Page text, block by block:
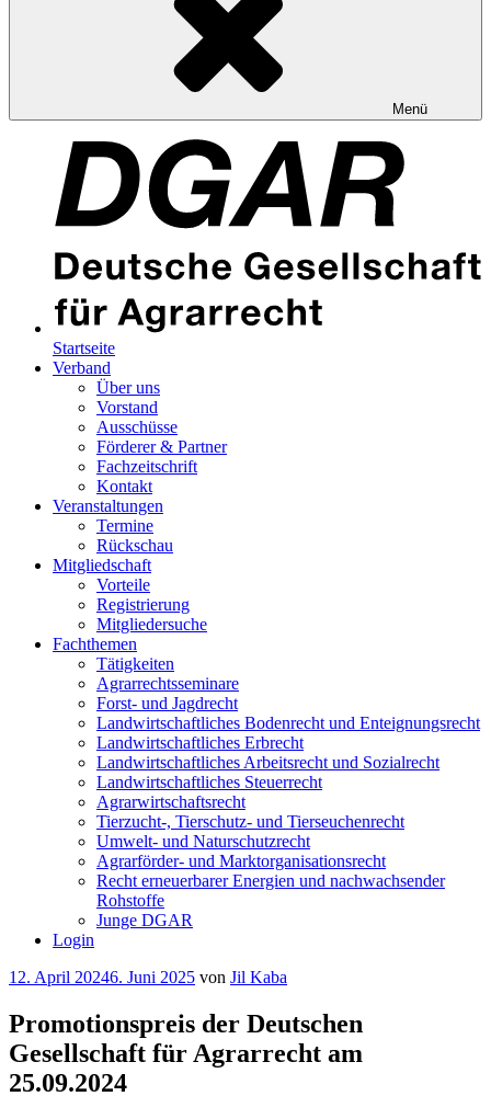
Menü
Startseite
Verband
Über uns
Vorstand
Ausschüsse
Förderer & Partner
Fachzeitschrift
Kontakt
Veranstaltungen
Termine
Rückschau
Mitgliedschaft
Vorteile
Registrierung
Mitgliedersuche
Fachthemen
Tätigkeiten
Agrarrechtsseminare
Forst- und Jagdrecht
Landwirtschaftliches Bodenrecht und Enteignungsrecht
Landwirtschaftliches Erbrecht
Landwirtschaftliches Arbeitsrecht und Sozialrecht
Landwirtschaftliches Steuerrecht
Agrarwirtschaftsrecht
Tierzucht-, Tierschutz- und Tierseuchenrecht
Umwelt- und Naturschutzrecht
Agrarförder- und Marktorganisationsrecht
Recht erneuerbarer Energien und nachwachsender
Rohstoffe
Junge DGAR
Login
Veröffentlicht
12. April 20246. Juni 2025 von Jil Kaba
Promotionspreis der Deutschen
Gesellschaft für Agrarrecht am
25.09.2024